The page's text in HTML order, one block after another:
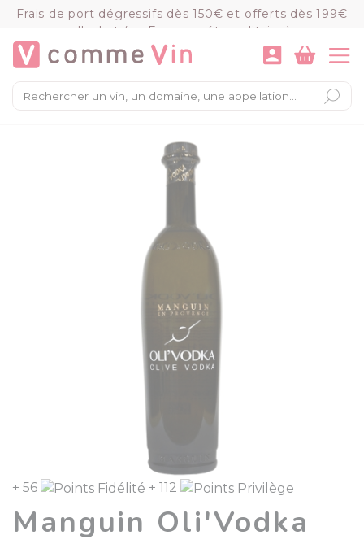
Frais de port dégressifs dès 150€ et offerts dès 199€
d'achat (en France métropolitaine)
×
Mon panier
Chargement du panier...
VOIR LE PANIER COMMANDER
+ 56 + 112
Manguin Oli'Vodka
Panneau de gestion des cookies